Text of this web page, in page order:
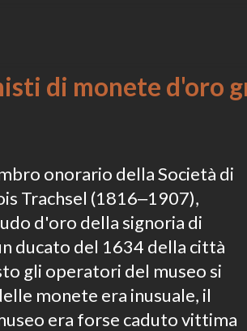
di monete d'oro
onorario della Società di
Trachsel (1816‒1907),
d'oro della signoria di
ducato del 1634 della città
gli operatori del museo si
monete era inusuale, il
era forse caduto vittima